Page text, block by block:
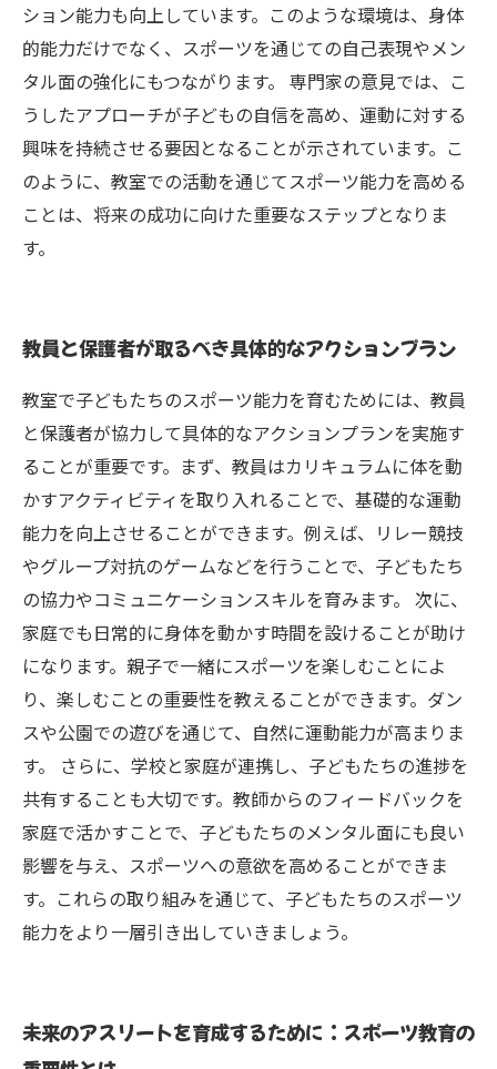
ション能力も向上しています。このような環境は、身体
的能力だけでなく、スポーツを通じての自己表現やメン
タル面の強化にもつながります。 専門家の意見では、こ
うしたアプローチが子どもの自信を高め、運動に対する
興味を持続させる要因となることが示されています。こ
のように、教室での活動を通じてスポーツ能力を高める
ことは、将来の成功に向けた重要なステップとなりま
す。
教員と保護者が取るべき具体的なアクションプラン
教室で子どもたちのスポーツ能力を育むためには、教員
と保護者が協力して具体的なアクションプランを実施す
ることが重要です。まず、教員はカリキュラムに体を動
かすアクティビティを取り入れることで、基礎的な運動
能力を向上させることができます。例えば、リレー競技
やグループ対抗のゲームなどを行うことで、子どもたち
の協力やコミュニケーションスキルを育みます。 次に、
家庭でも日常的に身体を動かす時間を設けることが助け
になります。親子で一緒にスポーツを楽しむことによ
り、楽しむことの重要性を教えることができます。ダン
スや公園での遊びを通じて、自然に運動能力が高まりま
す。 さらに、学校と家庭が連携し、子どもたちの進捗を
共有することも大切です。教師からのフィードバックを
家庭で活かすことで、子どもたちのメンタル面にも良い
影響を与え、スポーツへの意欲を高めることができま
す。これらの取り組みを通じて、子どもたちのスポーツ
能力をより一層引き出していきましょう。
未来のアスリートを育成するために：スポーツ教育の